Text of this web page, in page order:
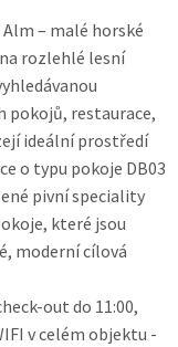
– malé horské
rozlehlé lesní
pokojů, restaurace,
ideální prostředí
o typu pokoje DB03
pivní speciality
které jsou
moderní cílová
out do 11:00,
v celém objektu -